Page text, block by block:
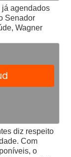
já agendados
Senador
Wagner
diz respeito
Com
o